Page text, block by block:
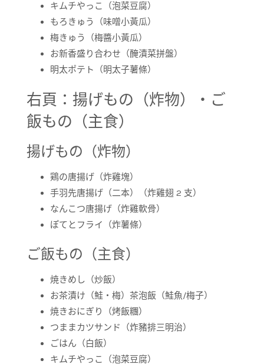
キムチやっこ（泡菜豆腐）
もろきゅう（味噌小黃瓜）
梅きゅう（梅醬小黃瓜）
お新香盛り合わせ（醃漬菜拼盤）
明太ポテト（明太子薯條）
右頁：揚げもの（炸物）・ご
飯もの（主食）
揚げもの（炸物）
鶏の唐揚げ（炸雞塊）
手羽先唐揚げ（二本）（炸雞翅 2 支）
なんこつ唐揚げ（炸雞軟骨）
ぽてとフライ（炸薯條）
ご飯もの（主食）
焼きめし（炒飯）
お茶漬け（鮭・梅）茶泡飯（鮭魚/梅子）
焼きおにぎり（烤飯糰）
つままカツサンド（炸豬排三明治）
ごはん（白飯）
キムチやっこ（泡菜豆腐）